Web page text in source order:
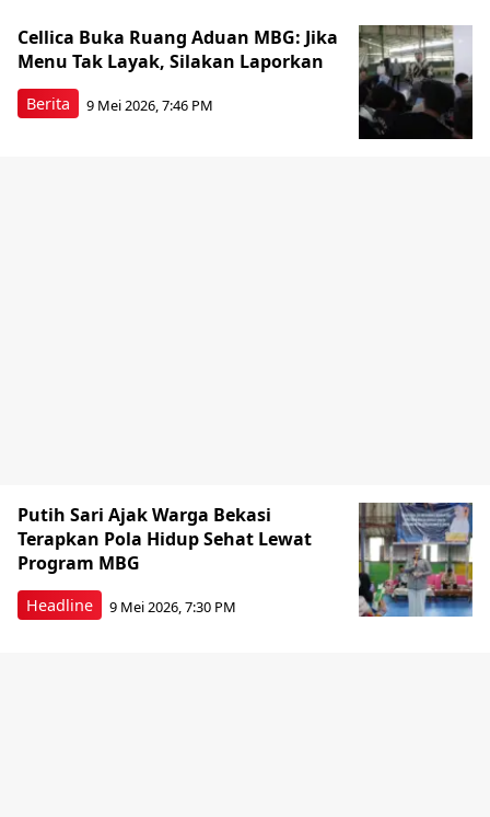
Berita
Cellica Buka Ruang Aduan MBG: Jika
Menu Tak Layak, Silakan Laporkan
9 Mei 2026, 7:46 PM
Headline
Putih Sari Ajak Warga Bekasi
Terapkan Pola Hidup Sehat Lewat
Program MBG
9 Mei 2026, 7:30 PM